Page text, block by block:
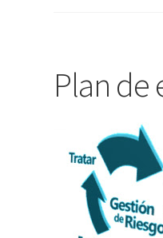
Plan de